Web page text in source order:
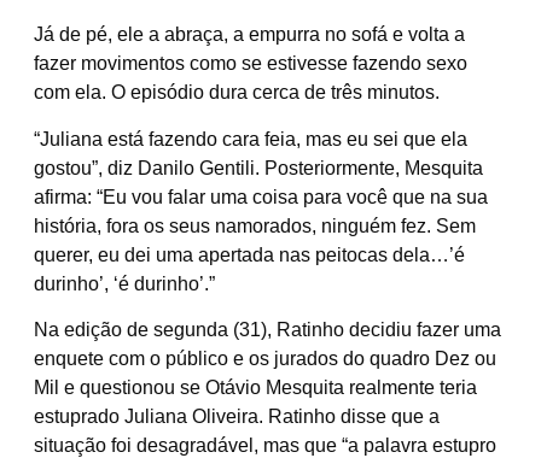
Já de pé, ele a abraça, a empurra no sofá e volta a
fazer movimentos como se estivesse fazendo sexo
com ela. O episódio dura cerca de três minutos.
“Juliana está fazendo cara feia, mas eu sei que ela
gostou”, diz Danilo Gentili. Posteriormente, Mesquita
afirma: “Eu vou falar uma coisa para você que na sua
história, fora os seus namorados, ninguém fez. Sem
querer, eu dei uma apertada nas peitocas dela…’é
durinho’, ‘é durinho’.”
Na edição de segunda (31), Ratinho decidiu fazer uma
enquete com o público e os jurados do quadro Dez ou
Mil e questionou se Otávio Mesquita realmente teria
estuprado Juliana Oliveira. Ratinho disse que a
situação foi desagradável, mas que “a palavra estupro